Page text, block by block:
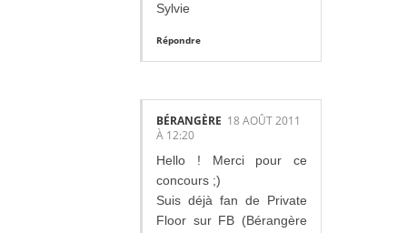
Sylvie
Répondre
BÉRANGÈRE 18 AOÛT 2011
À 12:20
Hello ! Merci pour ce
concours ;)
Suis déjà fan de Private
Floor sur FB (Bérangère